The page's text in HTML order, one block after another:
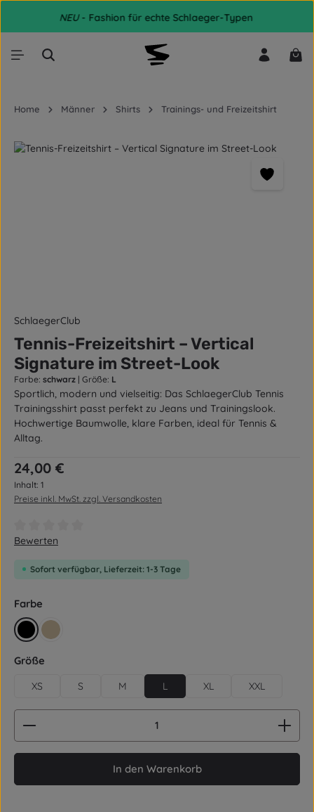
Zum Hauptinhalt springen
NEU- Fashion für echte Schlaeger-Typen
Home Männer Shirts Trainings- und Freizeitshirt
Bildergalerie überspringen
SchlaegerClub
Tennis-Freizeitshirt – Vertical
Signature im Street-Look
Farbe: schwarz | Größe: L
Sportlich, modern und vielseitig: Das SchlaegerClub Tennis
Trainingsshirt passt perfekt zu Jeans und Trainingslook.
Hochwertige Baumwolle, klare Farben, ideal für Tennis &
Alltag.
Regulärer Preis:
24,00 €
Inhalt: 1
Preise inkl. MwSt. zzgl. Versandkosten
Durchschnittliche Bewertung von 0 von 5 Sternen
Bewerten
Sofort verfügbar, Lieferzeit: 1-3 Tage
Farbe
schwarzbeige
Größe
XS S M L XL XXL
Produkt Anzahl: Gib den gewünschten Wert
In den Warenkorb